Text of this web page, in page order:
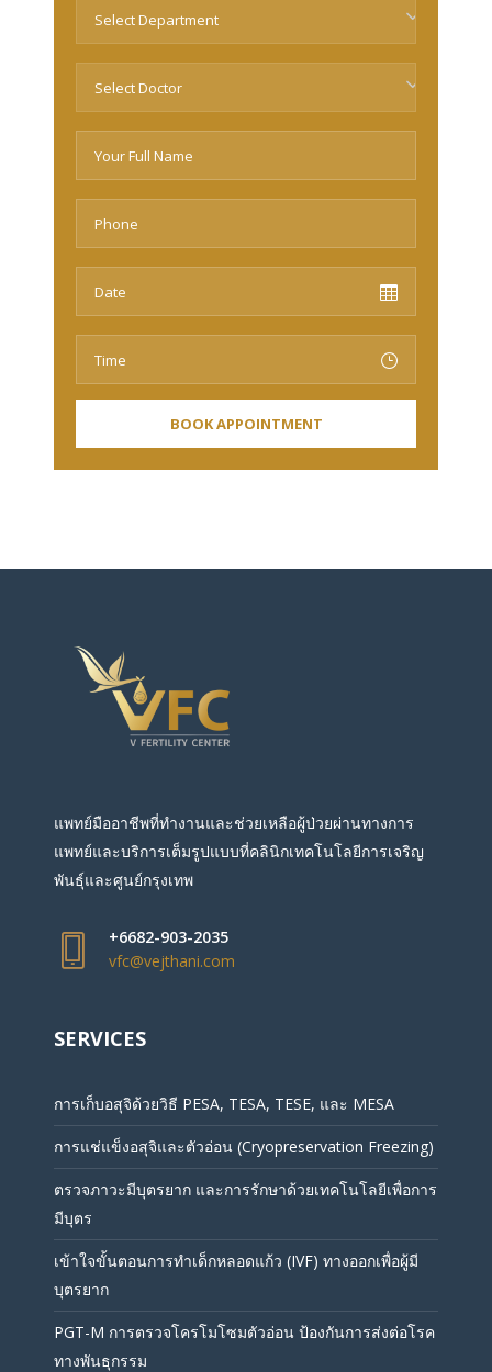
Select Department
Select Doctor
แพทย์มืออาชีพที่ทำงานและช่วยเหลือผู้ป่วยผ่านทางการ
แพทย์และบริการเต็มรูปแบบที่คลินิกเทคโนโลยีการเจริญ
พันธุ์และศูนย์กรุงเทพ
+6682-903-2035
vfc@vejthani.com
SERVICES
การเก็บอสุจิด้วยวิธี PESA, TESA, TESE, และ MESA
การแช่แข็งอสุจิและตัวอ่อน (Cryopreservation Freezing)
ตรวจภาวะมีบุตรยาก และการรักษาด้วยเทคโนโลยีเพื่อการ
มีบุตร
เข้าใจขั้นตอนการทำเด็กหลอดแก้ว (IVF) ทางออกเพื่อผู้มี
บุตรยาก
PGT-M การตรวจโครโมโซมตัวอ่อน ป้องกันการส่งต่อโรค
ทางพันธุกรรม